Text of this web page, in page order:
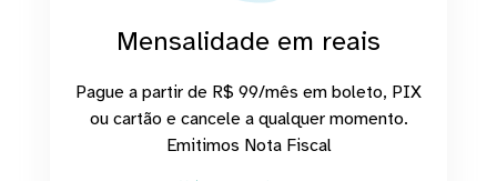
Mensalidade em reais
Pague a partir de R$ 99/mês em boleto, PIX
ou cartão e cancele a qualquer momento.
Emitimos Nota Fiscal